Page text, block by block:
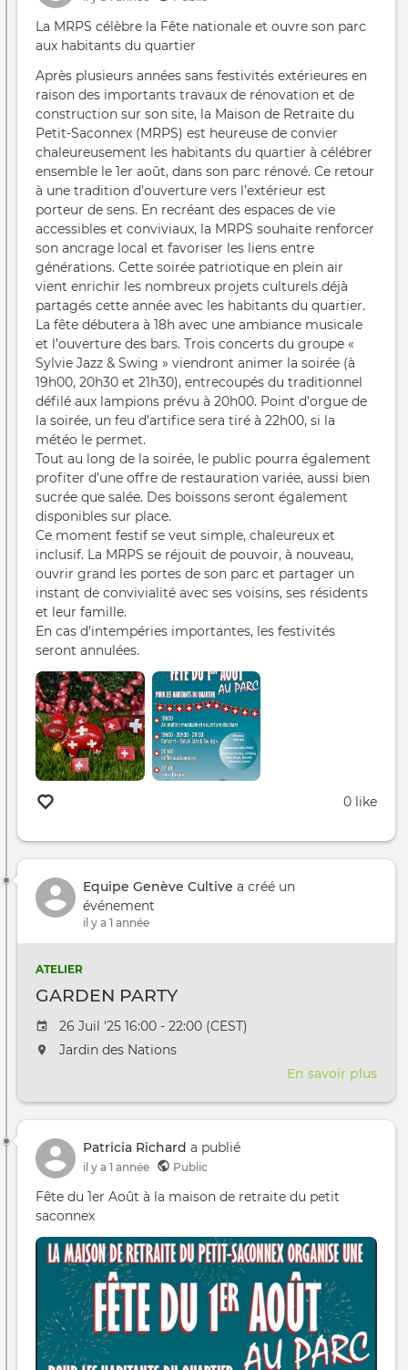
La MRPS célèbre la Fête nationale et ouvre son parc
aux habitants du quartier
Après plusieurs années sans festivités extérieures en
raison des importants travaux de rénovation et de
construction sur son site, la Maison de Retraite du
Petit-Saconnex (MRPS) est heureuse de convier
chaleureusement les habitants du quartier à célébrer
ensemble le 1er août, dans son parc rénové. Ce retour
à une tradition d’ouverture vers l’extérieur est
porteur de sens. En recréant des espaces de vie
accessibles et conviviaux, la MRPS souhaite renforcer
son ancrage local et favoriser les liens entre
générations. Cette soirée patriotique en plein air
vient enrichir les nombreux projets culturels déjà
partagés cette année avec les habitants du quartier.
La fête débutera à 18h avec une ambiance musicale
et l’ouverture des bars. Trois concerts du groupe «
Sylvie Jazz & Swing » viendront animer la soirée (à
19h00, 20h30 et 21h30), entrecoupés du traditionnel
défilé aux lampions prévu à 20h00. Point d’orgue de
la soirée, un feu d’artifice sera tiré à 22h00, si la
météo le permet.
Tout au long de la soirée, le public pourra également
profiter d’une offre de restauration variée, aussi bien
sucrée que salée. Des boissons seront également
disponibles sur place.
Ce moment festif se veut simple, chaleureux et
inclusif. La MRPS se réjouit de pouvoir, à nouveau,
ouvrir grand les portes de son parc et partager un
instant de convivialité avec ses voisins, ses résidents
et leur famille.
En cas d’intempéries importantes, les festivités
seront annulées.
0 like
Equipe Genève Cultive a créé un
événement
il y a 1 année
ATELIER
GARDEN PARTY
Date de l'évênement
26 Juil '25 16:00 - 22:00 (CEST)
L'événement aura lieu au / à
Jardin des Nations
En savoir plus
Patricia Richard a publié
il y a 1 année Public
Fête du 1er Août à la maison de retraite du petit
saconnex